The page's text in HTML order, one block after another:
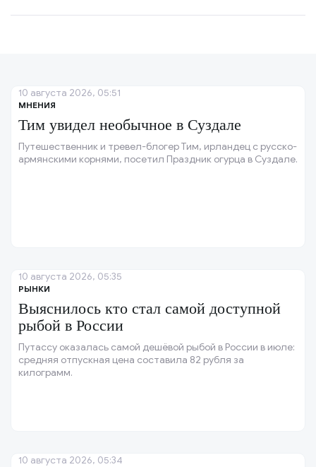
МНЕНИЯ
Тим увидел необычное в Суздале
Путешественник и тревел-блогер Тим, ирландец с русско-
армянскими корнями, посетил Праздник огурца в Суздале.
10 августа 2026, 05:51
РЫНКИ
Выяснилось кто стал самой доступной
рыбой в России
Путассу оказалась самой дешёвой рыбой в России в июле:
средняя отпускная цена составила 82 рубля за
килограмм.
10 августа 2026, 05:35
10 августа 2026, 05:34